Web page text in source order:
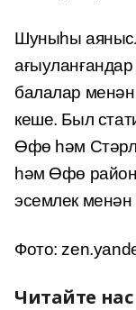
Шуныһы
балалар
кеше. Был
Өфө һәм
һәм Өфө
эсемлек менән
Фото:
Читайте нас